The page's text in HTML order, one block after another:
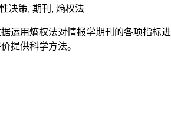
决策, 期刊 , 熵权法
运用熵权法对情报学期刊的各项指标进
提供科学方法。